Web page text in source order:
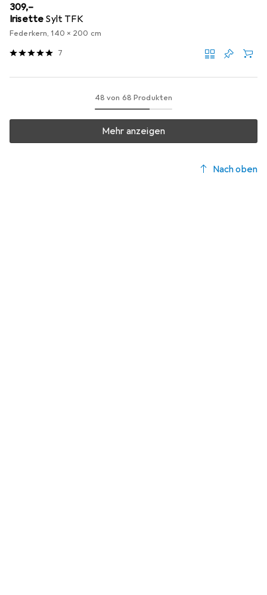
EUR
309,–
Irisette Sylt TFK
Federkern, 140 x 200 cm
7
48 von 68 Produkten
Mehr anzeigen
Nach oben